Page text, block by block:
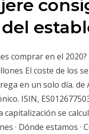
comprar en el
El coste de los
en un solo día.
ISIN,
se
· Dónde estamos ·